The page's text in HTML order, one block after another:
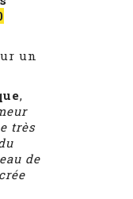
un
,
très
de